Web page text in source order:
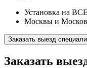
Установка на
Москвы и
Заказать выезд
Заказать